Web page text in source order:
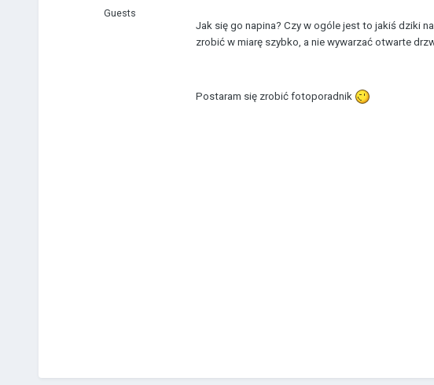
Guests
Jak się go napina? Czy w ogóle jest to jakiś dziki
zrobić w miarę szybko, a nie wywarzać otwarte
Postaram się zrobić fotoporadnik